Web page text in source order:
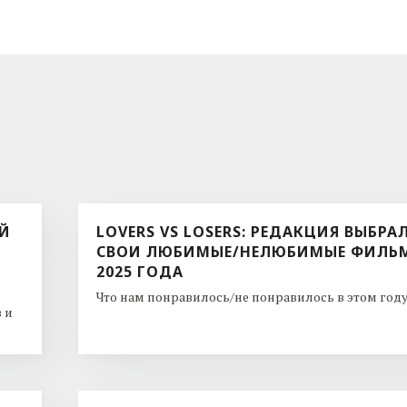
и
LOVERS VS LOSERS: РЕДАКЦИЯ
СВОИ ЛЮБИМЫЕ/НЕЛЮБИМЫЕ
2025 ГОДА
Что нам понравилось/не понравилось в этом